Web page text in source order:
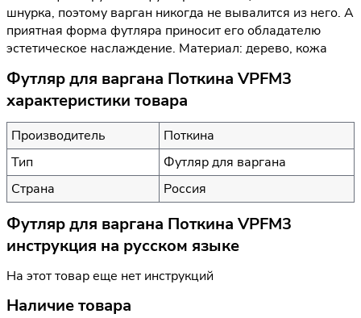
шнурка, поэтому варган никогда не вывалится из него. А
приятная форма футляра приносит его обладателю
эстетическое наслаждение. Материал: дерево, кожа
Футляр для варгана Поткина VPFM3
характеристики товара
Производитель
Поткина
Тип
Футляр для варгана
Страна
Россия
Футляр для варгана Поткина VPFM3
инструкция на русском языке
На этот товар еще нет инструкций
Наличие товара